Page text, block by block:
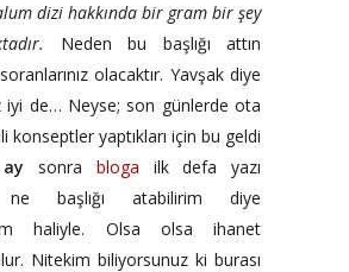
dizi hakkında bir gram bir şey
Neden bu başlığı attın
olacaktır. Yavşak diye
iyi de… Neyse; son günlerde ota
konseptler yaptıkları için bu geldi
sonra bloga ilk defa yazı
ne başlığı atabilirim diye
haliyle. Olsa olsa ihanet
Nitekim biliyorsunuz ki burası